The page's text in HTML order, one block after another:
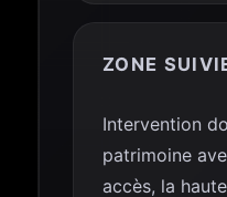
ZONE
Intervention
patrimoine
accès, la